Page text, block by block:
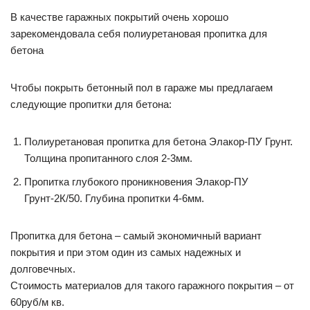
В качестве гаражных покрытий очень хорошо
зарекомендовала себя полиуретановая пропитка для
бетона
Чтобы покрыть бетонный пол в гараже мы предлагаем
следующие пропитки для бетона:
Полиуретановая пропитка для бетона Элакор-ПУ Грунт.
Толщина пропитанного слоя 2-3мм.
Пропитка глубокого проникновения Элакор-ПУ
Грунт-2К/50. Глубина пропитки 4-6мм.
Пропитка для бетона – самый экономичный вариант
покрытия и при этом один из самых надежных и
долговечных.
Стоимость материалов для такого гаражного покрытия – от
60руб/м кв.